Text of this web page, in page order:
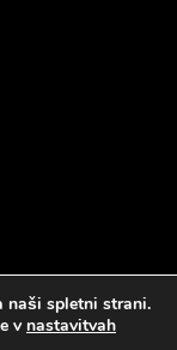
naši spletni strani.
v nastavitvah